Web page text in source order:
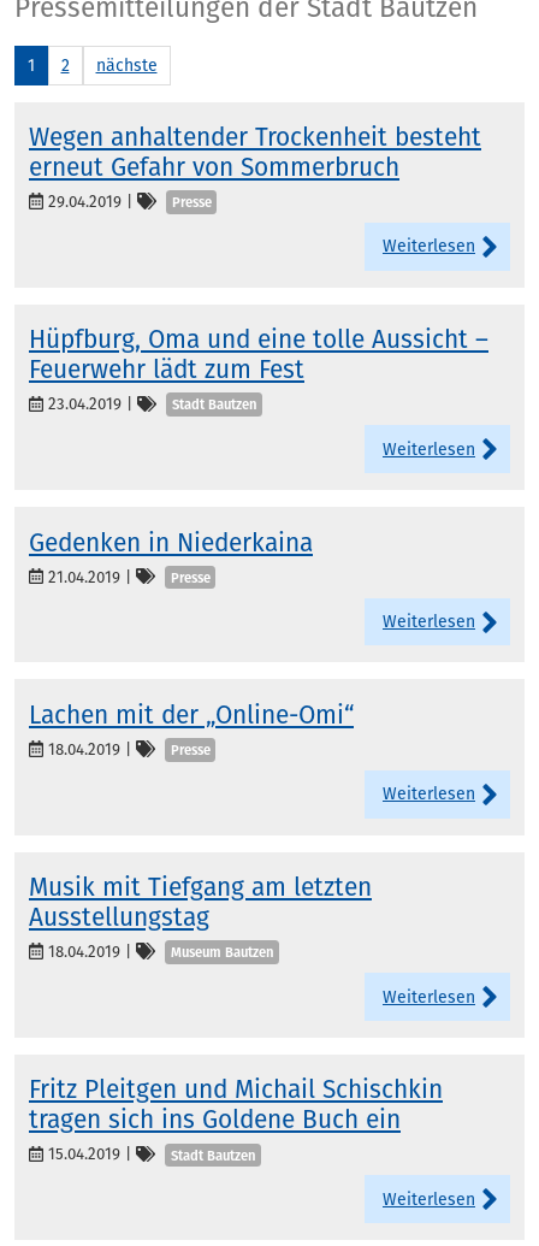
Pressemitteilungen der Stadt Bautzen
1 2 nächste
Wegen anhaltender Trockenheit besteht
erneut Gefahr von Sommerbruch
29.04.2019 Kategorien
Presse
Weiterlesen
Hüpfburg, Oma und eine tolle Aussicht –
Feuerwehr lädt zum Fest
23.04.2019 Kategorien
Stadt Bautzen
Weiterlesen
Gedenken in Niederkaina
21.04.2019 Kategorien
Presse
Weiterlesen
Lachen mit der „Online-Omi“
18.04.2019 Kategorien
Presse
Weiterlesen
Musik mit Tiefgang am letzten
Ausstellungstag
18.04.2019 Kategorien
Museum Bautzen
Weiterlesen
Fritz Pleitgen und Michail Schischkin
tragen sich ins Goldene Buch ein
15.04.2019 Kategorien
Stadt Bautzen
Weiterlesen